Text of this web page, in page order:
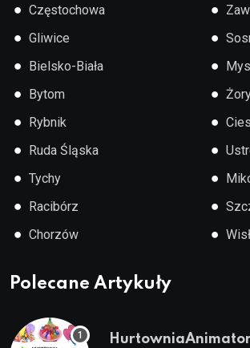
● Częstochowa
● Gliwice
● Bielsko-Biała
● Bytom
● Rybnik
● Ruda Śląska
● Tychy
● Racibórz
● Chorzów
●
●
●
●
●
●
●
●
●
Polecane Artykuły